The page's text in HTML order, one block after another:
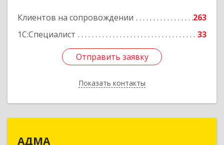
Клиентов на сопровождении
263
1С:Специалист
33
Отправить заявку
Показать контакты
Отправить заявку
Назад
АДМА